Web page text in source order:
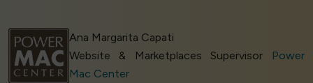
Ana Margarita Capati
Website & Marketplaces Supervisor
Power
Mac Center